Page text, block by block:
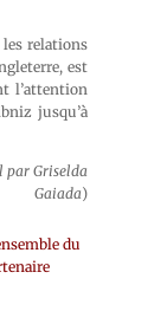
relations
est
l’attention
jusqu’à
par Griselda
Gaiada)
du